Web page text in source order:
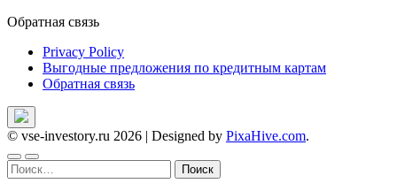
Обратная связь
Privacy Policy
Выгодные предложения по кредитным картам
Обратная связь
© vse-investory.ru 2026 | Designed by PixaHive.com.
Найти: